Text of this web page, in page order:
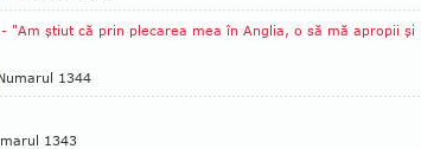
"Am ştiut că prin plecarea mea în Anglia, o să mă apropii şi
1344
1343